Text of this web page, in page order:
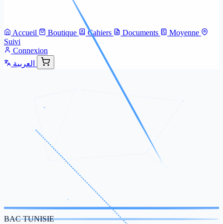
Accueil Boutique Cahiers Documents
Moyenne
Suivi
Connexion
العربية
BAC TUNISIE